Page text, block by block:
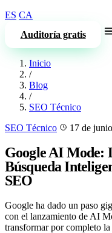
ES CA
Auditoría gratis
Inicio
/
Blog
/
SEO Técnico
SEO Técnico
17 de
Google AI Mode:
Búsqueda
SEO
Google ha dado un paso
con el lanzamiento de AI
transformar por completo la